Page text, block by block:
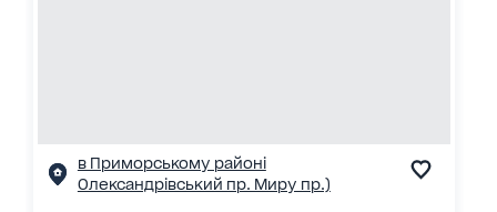
в Приморському районі
Олександрівський пр. Миру пр.)